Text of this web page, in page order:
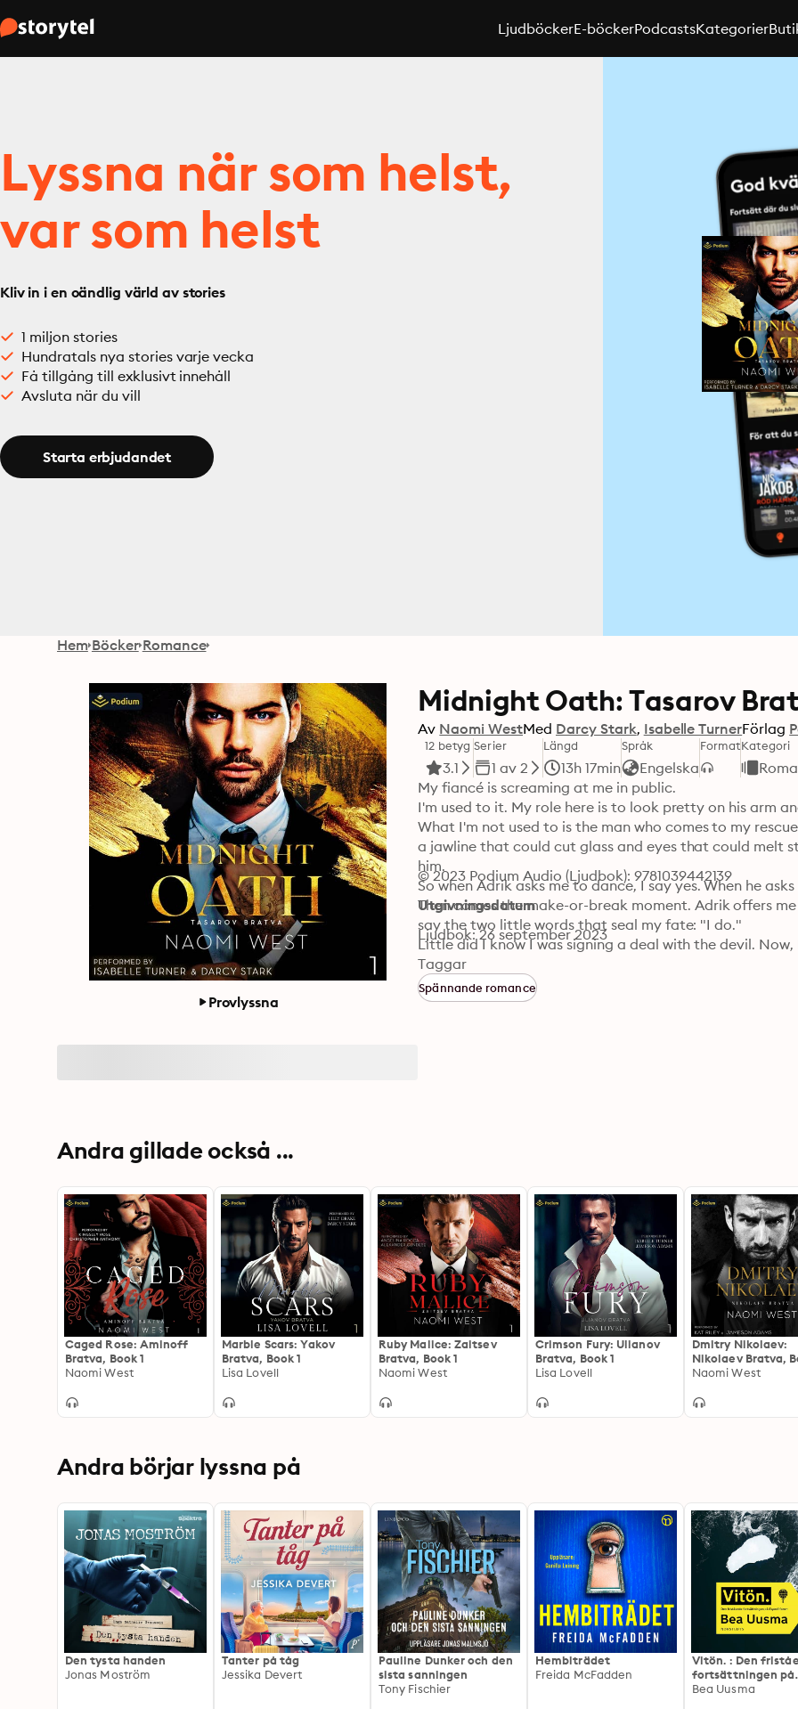
LjudböckerE-böckerPodcastsKategorier
Lyssna när som helst,
var som helst
Kliv in i en oändlig värld av stories
1 miljon stories
Hundratals nya stories varje vecka
Få tillgång till exklusivt innehåll
Avsluta när du vill
Starta erbjudandet
Hem Böcker Romance
Provlyssna
Midnight Oath: Tasarov
Av Naomi WestMed Darcy Stark Isabelle TurnerFörlag
12 betyg
3.1
Serier
1 av 2
Längd
13h 17min
Språk
Engelska
FormatKategori
My fiancé is screaming at me in public.
I'm used to it. My role here is to look pretty on his arm
What I'm not used to is the man who comes to my
a jawline that could cut glass and eyes that could melt
him.
So when Adrik asks me to dance, I say yes. When he
Then comes the make-or-break moment. Adrik offers
say the two little words that seal my fate: "I do."
Little did I know I was signing a deal with the devil.
anything I want—except for my freedom.
I have an ace up my sleeve. Something my fake
everything. His baby in my belly.
© 2023 Podium Audio (Ljudbok): 9781039442139
Utgivningsdatum
Ljudbok: 26 september 2023
Taggar
Spännande romance
Andra gillade också ...
Caged Rose: Aminoff
Bratva, Book 1
Naomi West
Marble Scars: Yakov
Bratva, Book 1
Lisa Lovell
Ruby Malice: Zaitsev
Bratva, Book 1
Naomi West
Crimson Fury: Ulianov
Bratva, Book 1
Lisa Lovell
Dmitry Nikolaev:
Nikolaev Bratva,
Naomi West
Andra börjar lyssna på
Den tysta handen
Jonas Moström
Tanter på tåg
Jessika Devert
Pauline Dunker och den
sista sanningen
Tony Fischier
Hembiträdet
Freida McFadden
Vitön. : Den
fortsättningen på
Expeditionen
Bea Uusma